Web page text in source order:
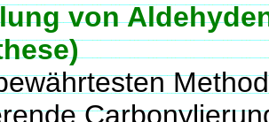
von